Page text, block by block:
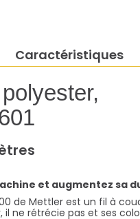
Caractéristiques
et augmentez sa
de Mettler est un fil à